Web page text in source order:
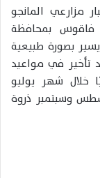
مزارعي المانجو
فاقوس بمحافظة
بصورة طبيعية
تأخير في مواعيد
خلال شهر يوليو
وسبتمبر ذروة